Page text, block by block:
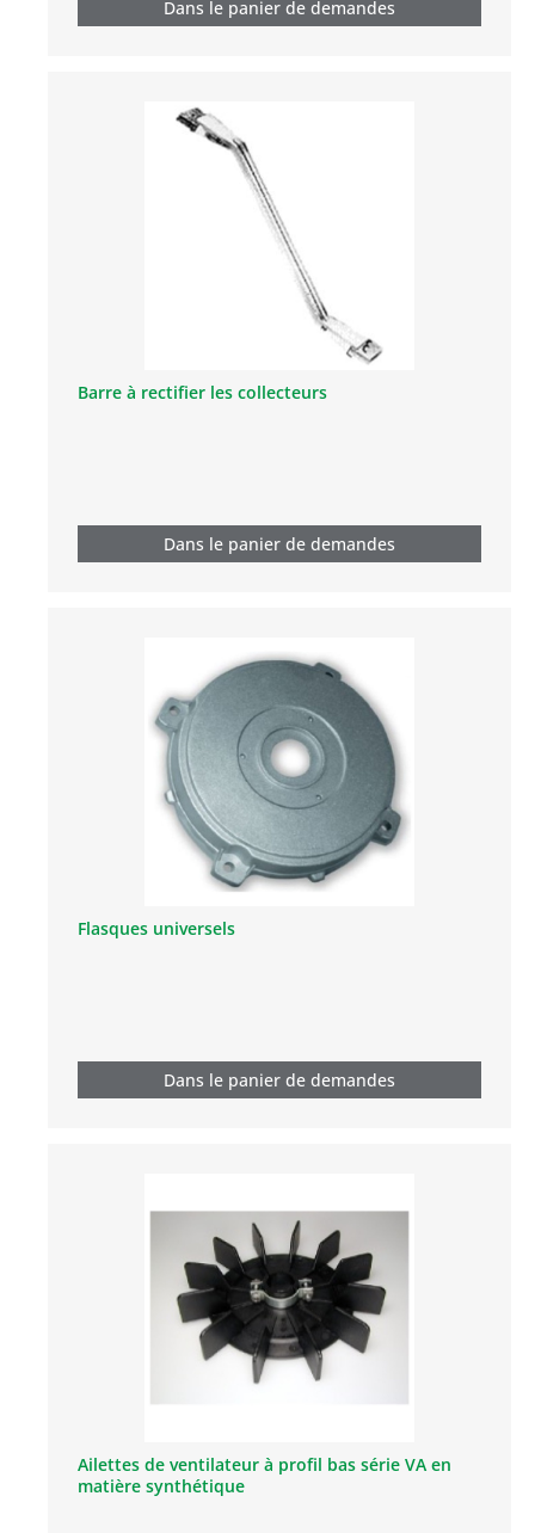
Dans le panier de demandes
Barre à rectifier les collecteurs
Dans le panier de demandes
Flasques universels
Dans le panier de demandes
Ailettes de ventilateur à profil bas série VA en
matière synthétique